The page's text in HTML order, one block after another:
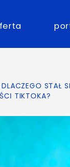
STAŁ
TIKTOKA?